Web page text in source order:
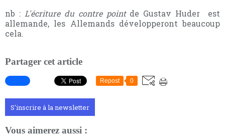
nb : L'écriture du contre pointde Gustav Huder est
allemande, les Allemands développeront beaucoup
cela.
Partager cet article
Repost 0
S'inscrire à la newsletter
Vous aimerez aussi :